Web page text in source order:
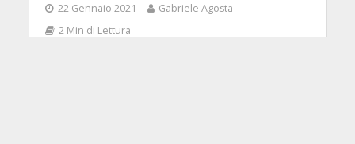
22 Gennaio 2021
Gabriele Agosta
2 Min di Lettura